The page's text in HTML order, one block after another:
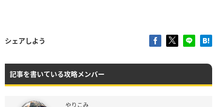
シェアしよう
記事を書いている攻略メンバー
やりこみ